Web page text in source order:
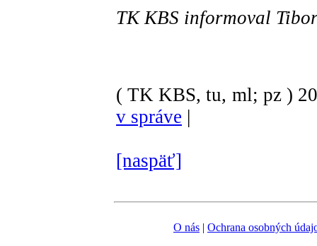
TK KBS informoval
( TK KBS, tu, ml; pz )
v správe |
[naspäť]
O nás | Ochrana osobných